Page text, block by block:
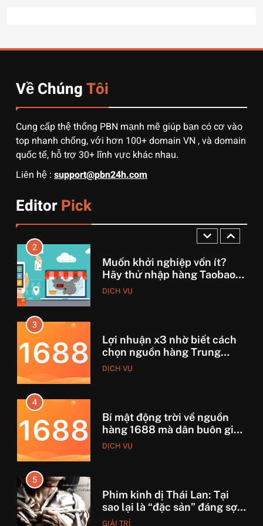
Về ChúngTôi
Cung cấp thệ thống PBN mạnh mẽ giúp bạn có cơ vào
top nhanh chống, với hơn 100+ domain VN , và domain
quốc tế, hỗ trợ 30+ lĩnh vực khác nhau.
Liên hệ : support@pbn24h.com
EditorPick
Quốc không qua trung gian.
8
Quy trình vận chuyển hàng
từ Alibaba về Việt Nam: Nên
chọn đường biển hay đường
hàng không?
DỊCH VỤ
1
2
Muốn khởi nghiệp vốn ít?
Hãy thử nhập hàng Taobao –
Từ hai bàn tay trắng đến
tháng lời 20 triệu
DỊCH VỤ
3
Lợi nhuận x3 nhờ biết cách
chọn nguồn hàng Trung
Quốc chuẩn
DỊCH VỤ
4
Bí mật động trời về nguồn
hàng 1688 mà dân buôn giấu
nhẹm!
DỊCH VỤ
5
Phim kinh dị Thái Lan: Tại
sao lại là “đặc sản” đáng sợ
nhất thế giới?
GIẢI TRÍ